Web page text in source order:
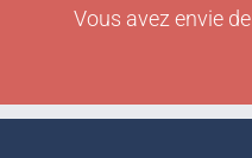
Vous avez envie